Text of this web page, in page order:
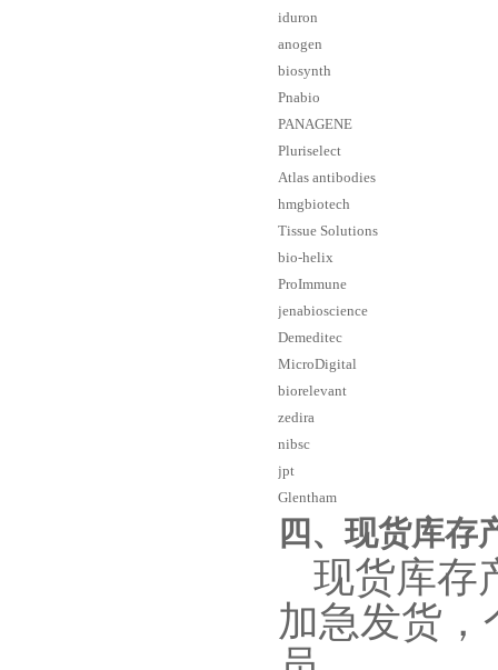
iduron
anogen
biosynth
Pnabio
PANAGENE
Pluriselect
Atlas antibodies
hmgbiotech
Tissue Solutions
bio-helix
ProImmune
jenabioscience
Demeditec
MicroDigital
biorelevant
zedira
nibsc
jpt
Glentham
四、现货库存
现货库存
加急发货